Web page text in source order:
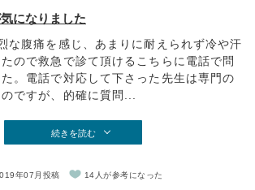
になりました
な腹痛を感じ、あまりに耐えられず冷や汗
ので救急で診て頂けるこちらに電話で問
。電話で対応して下さった先生は専門の
ですが、的確に質問...
続きを読む
年07月投稿 14人が参考になった